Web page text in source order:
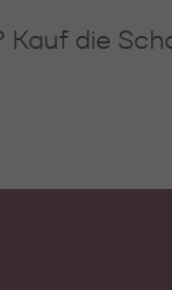
Kauf die